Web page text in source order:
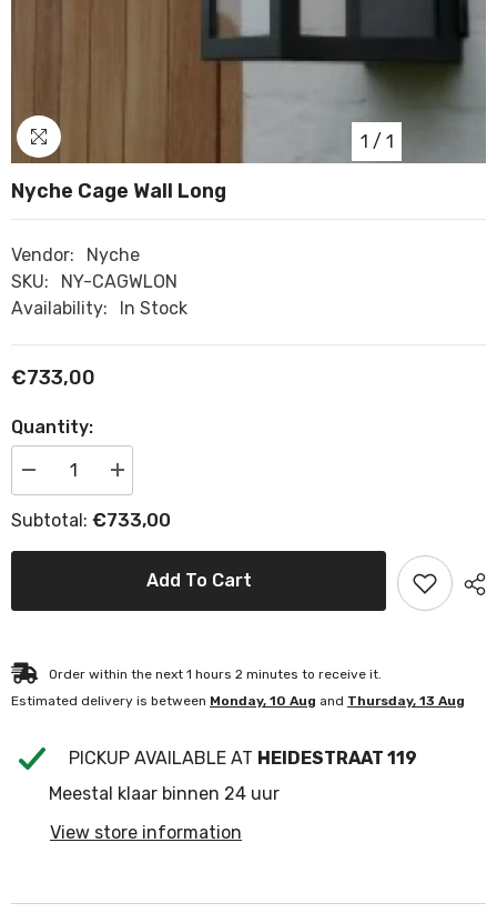
1 / 1
Nyche Cage Wall Long
Vendor:
Nyche
SKU:
NY-CAGWLON
Availability:
In Stock
€733,00
Quantity:
Decrease
quantity
for
Nyche
Increase
quantity
for
Nyche
Subtotal: €733,00
Add To Cart
Order within the next 1 hours 2 minutes to receive it.
Estimated delivery is between Monday, 10 Aug and Thursday, 13 Aug
PICKUP AVAILABLE AT HEIDESTRAAT 119
Meestal klaar binnen 24 uur
View store information